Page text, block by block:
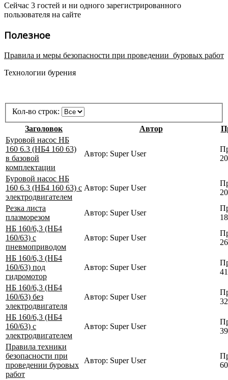
Сейчас 3 гостей и ни одного зарегистрированного
пользователя на сайте
Полезное
Правила и меры безопасности при проведении буровых работ
Технологии бурения
Кол-во строк:
Заголовок
Автор
Буровой насос НБ
160 6.3 (НБ4 160 63)
в базовой
комплектации
Автор: Super User
Буровой насос НБ
160 6.3 (НБ4 160 63) с
электродвигателем
Автор: Super User
Резка листа
плазморезом
Автор: Super User
НБ 160/6,3 (НБ4
160/63) с
пневмоприводом
Автор: Super User
НБ 160/6,3 (НБ4
160/63) под
гидромотор
Автор: Super User
НБ 160/6,3 (НБ4
160/63) без
электродвигателя
Автор: Super User
НБ 160/6,3 (НБ4
160/63) с
электродвигателем
Автор: Super User
Правила техники
безопасности при
проведении буровых
работ
Автор: Super User